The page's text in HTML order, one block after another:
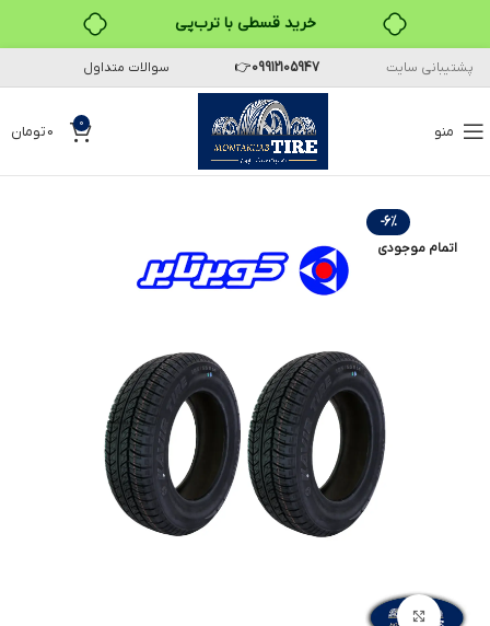
خرید قسطی با ترب‌پی
۴ قسط، بدون کارمزد
بدون ضامن، بدون سود
خرید قسطی با ترب‌پی
پشتیبانی سایت 09912105947
👉 سوالات متداول
منو 0
0تومان
-6%
اتمام موجودی
بزرگنمایی تصویر